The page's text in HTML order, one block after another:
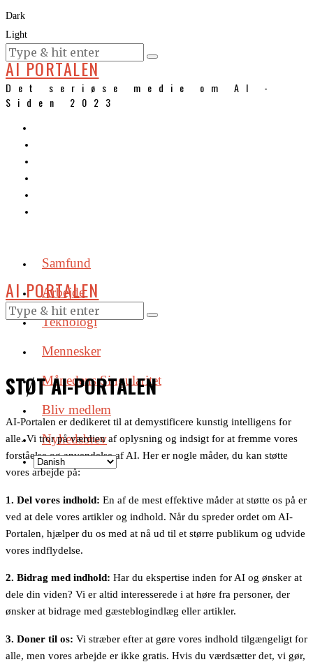
Dark
Light
KURSER
AI PORTALEN
Det seriøse medie om AI -
Siden 2023
Samfund
Arbejde
Teknologi
Mennesker
Månedens Singularitet
Bliv medlem
Nyhedsbrev
AI PORTALEN
STØT AI-PORTALEN
AI-Portalen er dedikeret til at demystificere kunstig intelligens for
alle. Vi tror på værdien af oplysning og indsigt for at fremme vores
forståelse og anvendelse af AI. Her er nogle måder, du kan støtte
vores arbejde på:
1. Del vores indhold: En af de mest effektive måder at støtte os på er
ved at dele vores artikler og indhold. Når du spreder ordet om AI-
Portalen, hjælper du os med at nå ud til et større publikum og udvide
vores indflydelse.
2. Bidrag med indhold: Har du ekspertise inden for AI og ønsker at
dele din viden? Vi er altid interesserede i at høre fra personer, der
ønsker at bidrage med gæsteblogindlæg eller artikler.
3. Doner til os: Vi stræber efter at gøre vores indhold tilgængeligt for
alle, men vores arbejde er ikke gratis. Hvis du værdsætter det, vi gør,